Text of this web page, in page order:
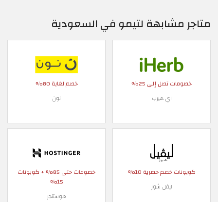
متاجر مشابهة لتيمو في السعودية
خصومات تصل إلى 25%
اي هيرب
خصم لغاية 80%
نون
كوبونات خصم حصرية 10%
ليفل شوز
خصومات حتى 85% + كوبونات
15%
هوستنجر